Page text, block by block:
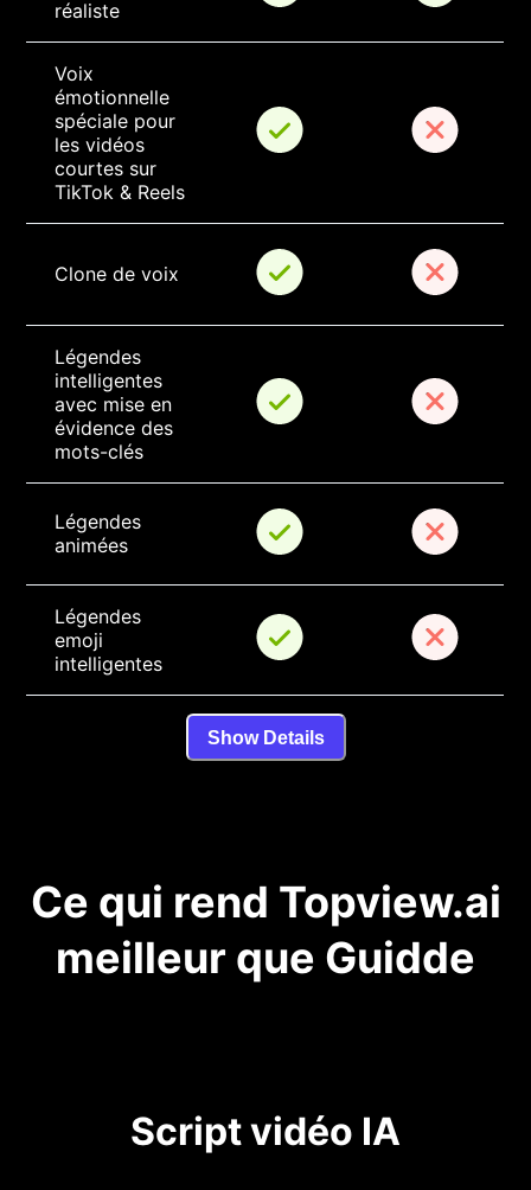
réaliste
Voix
émotionnelle
spéciale pour
les vidéos
courtes sur
TikTok & Reels
Clone de voix
Légendes
intelligentes
avec mise en
évidence des
mots-clés
Légendes
animées
Légendes
emoji
intelligentes
Show Details
Ce qui rend Topview.ai
meilleur que Guidde
Script vidéo IA